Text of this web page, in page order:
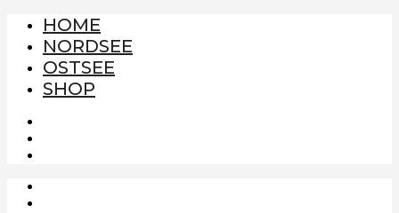
HOME
NORDSEE
OSTSEE
SHOP